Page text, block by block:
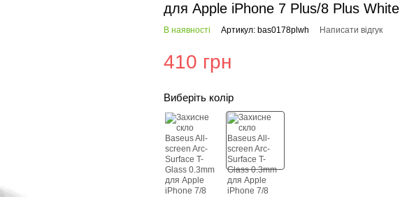
для Apple iPhone 7 Plus/8 Plus White
В наявності Артикул: bas0178plwh Написати відгук
410 грн
Виберіть колір